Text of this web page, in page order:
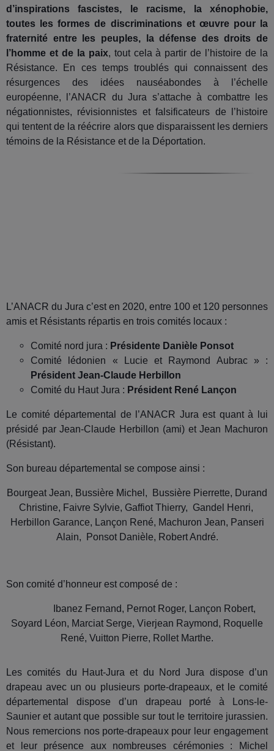
d’inspirations fascistes, le racisme, la xénophobie,
toutes les formes de discriminations et œuvre pour la
fraternité entre les peuples, la défense des droits de
l’homme et de la paix, tout cela à partir de l’histoire de la
Résistance. En ces temps troublés qui connaissent des
résurgences des idées nauséabondes à l’échelle
européenne, l’ANACR du Jura s’attache à combattre les
négationnistes, révisionnistes et falsificateurs de l’histoire
qui tentent de la réécrire alors que disparaissent les derniers
témoins de la Résistance et de la Déportation.
L’ANACR du Jura c’est en 2020, entre 100 et 120 personnes
amis et Résistants répartis en trois comités locaux :
Comité nord jura : Présidente Danièle Ponsot
Comité lédonien « Lucie et Raymond Aubrac » :
Président Jean-Claude Herbillon
Comité du Haut Jura : Président René Lançon
Le comité départemental de l’ANACR Jura est quant à lui
présidé par Jean-Claude Herbillon (ami) et Jean Machuron
(Résistant).
Son bureau départemental se compose ainsi :
Bourgeat Jean, Bussière Michel, Bussière Pierrette, Durand
Christine, Faivre Sylvie, Gaffiot Thierry, Gandel Henri,
Herbillon Garance, Lançon René, Machuron Jean, Panseri
Alain, Ponsot Danièle, Robert André.
Son comité d’honneur est composé de :
Ibanez Fernand, Pernot Roger, Lançon Robert,
Soyard Léon, Marciat Serge, Vierjean Raymond, Roquelle
René, Vuitton Pierre, Rollet Marthe.
Les comités du Haut-Jura et du Nord Jura dispose d’un
drapeau avec un ou plusieurs porte-drapeaux, et le comité
départemental dispose d’un drapeau porté à Lons-le-
Saunier et autant que possible sur tout le territoire jurassien.
Nous remercions nos porte-drapeaux pour leur engagement
et leur présence aux nombreuses cérémonies : Michel